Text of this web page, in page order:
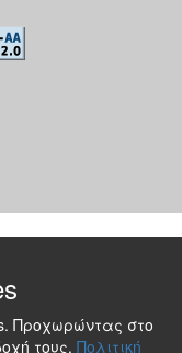
Προχωρώντας στο
τους. Πολιτική